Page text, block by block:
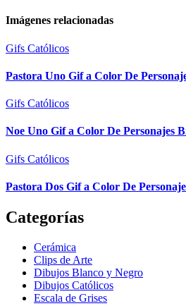
Imágenes relacionadas
Gifs Católicos
Pastora Uno Gif a Color De
Gifs Católicos
Noe Uno Gif a Color De Personajes
Gifs Católicos
Pastora Dos Gif a Color De
Categorías
Cerámica
Clips de Arte
Dibujos Blanco y Negro
Dibujos Católicos
Escala de Grises